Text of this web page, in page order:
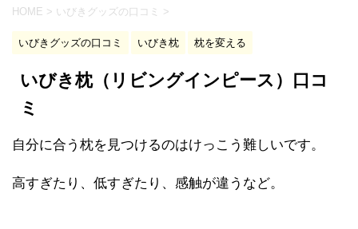
HOME > いびきグッズの口コミ >
いびきグッズの口コミ いびき枕 枕を変える
いびき枕（リビングインピース）口コ
ミ
自分に合う枕を見つけるのはけっこう難しいです。
高すぎたり、低すぎたり、感触が違うなど。